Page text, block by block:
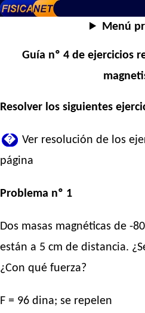
Menú
Guía nº 4 de ejercicios
Resolver los siguientes
� Ver resolución de los
página
Problema nº 1
Dos masas magnéticas de -
están a 5 cm de distancia.
¿Con qué fuerza?
F = 96 dina; se repelen